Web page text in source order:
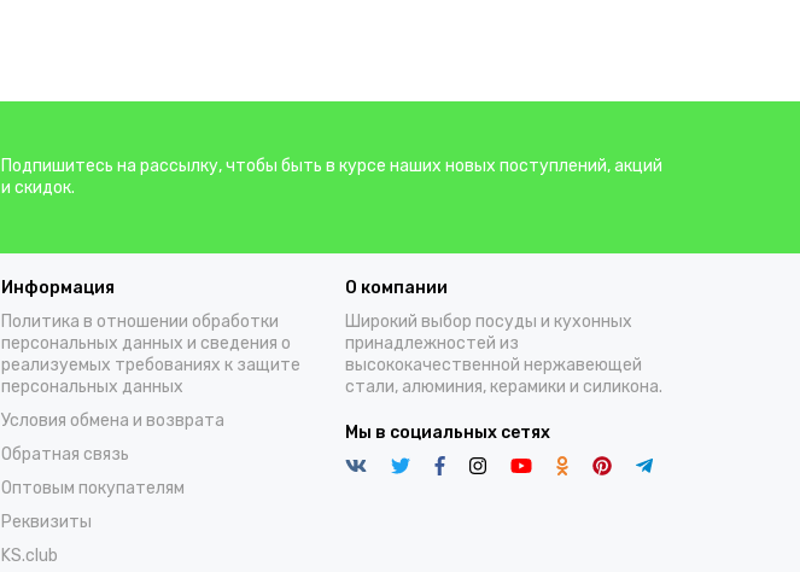
Подпишитесь на рассылку, чтобы быть в курсе наших новых поступлений, акций
и скидок.
Информация
Политика в отношении обработки
персональных данных и сведения о
реализуемых требованиях к защите
персональных данных
Условия обмена и возврата
Обратная связь
Оптовым покупателям
Реквизиты
KS.club
О компании
Широкий выбор посуды и кухонных
принадлежностей из
высококачественной нержавеющей
стали, алюминия, керамики и силикона.
Мы в социальных сетях